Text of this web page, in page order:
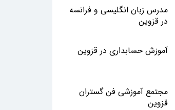
مدرس زبان انگلیسی و فرانسه
در قزوین
آموزش حسابداری در قزوین
مجتمع آموزشی فن گستران
قزوین